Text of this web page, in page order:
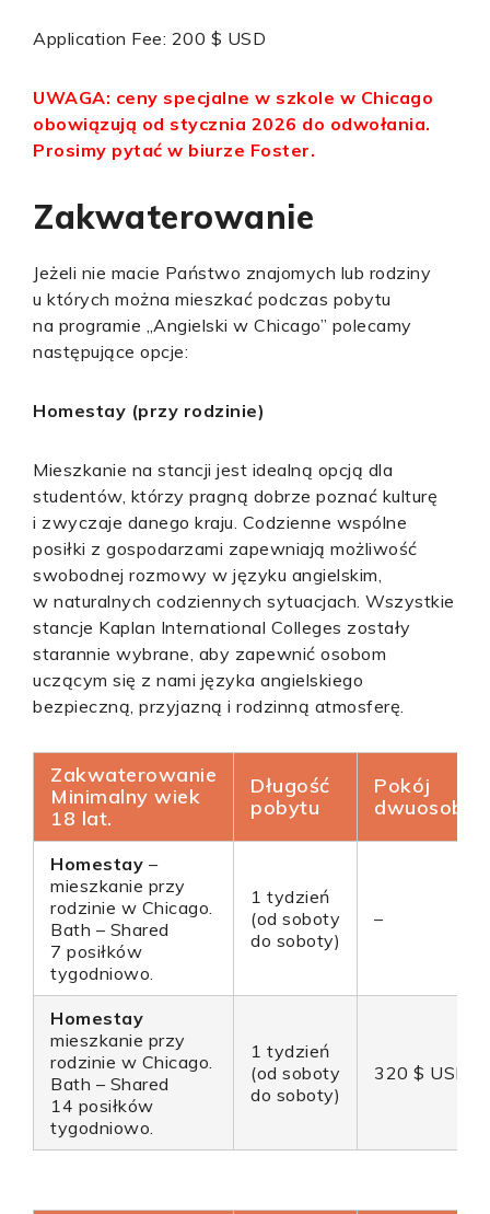
Application Fee: 200 $ USD
UWAGA: ceny specjalne w szkole w Chicago
obowiązują od stycznia 2026 do odwołania.
Prosimy pytać w biurze Foster.
Zakwaterowanie
Jeżeli nie macie Państwo znajomych lub rodziny
u których można mieszkać podczas pobytu
na programie „Angielski w Chicago” polecamy
następujące opcje:
Homestay (przy rodzinie)
Mieszkanie na stancji jest idealną opcją dla
studentów, którzy pragną dobrze poznać kulturę
i zwyczaje danego kraju. Codzienne wspólne
posiłki z gospodarzami zapewniają możliwość
swobodnej rozmowy w języku angielskim,
w naturalnych codziennych sytuacjach. Wszystkie
stancje Kaplan International Colleges zostały
starannie wybrane, aby zapewnić osobom
uczącym się z nami języka angielskiego
bezpieczną, przyjazną i rodzinną atmosferę.
Zakwaterowanie
Minimalny wiek
18 lat.
Długość
pobytu
Pokój
Homestay –
mieszkanie przy
rodzinie w Chicago.
Bath – Shared
7 posiłków
tygodniowo.
1 tydzień
(od soboty
do soboty)
–
Homestay
mieszkanie przy
rodzinie w Chicago.
Bath – Shared
14 posiłków
tygodniowo.
1 tydzień
(od soboty
do soboty)
320 $ USD*